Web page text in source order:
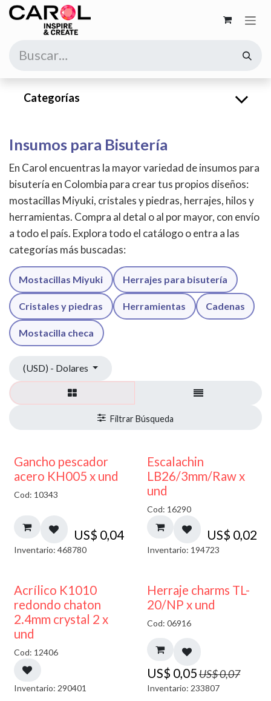
Ir al contenido
Categorías
Insumos para Bisutería
En Carol encuentras la mayor variedad de insumos para
bisutería en Colombia para crear tus propios diseños:
mostacillas Miyuki, cristales y piedras, herrajes, hilos y
herramientas. Compra al detal o al por mayor, con envío
a todo el país. Explora todo el catálogo o entra a las
categorías más buscadas:
Mostacillas Miyuki Herrajes para bisutería
Cristales y piedras Herramientas Cadenas
Mostacilla checa
(USD) - Dolares
Gancho pescador
acero KH005 x und
Cod: 10343
US$ 0,04
Inventario: 468780
Escalachin
LB26/3mm/Raw x
und
Cod: 16290
US$ 0,02
Inventario: 194723
50% DESCUENTO
Acrílico K1010
redondo chaton
2.4mm crystal 2 x
und
Cod: 12406
Inventario: 290401
40% DESCUENTO
Herraje charms TL-
20/NP x und
Cod: 06916
US$ 0,05US$0,07
Inventario: 233807